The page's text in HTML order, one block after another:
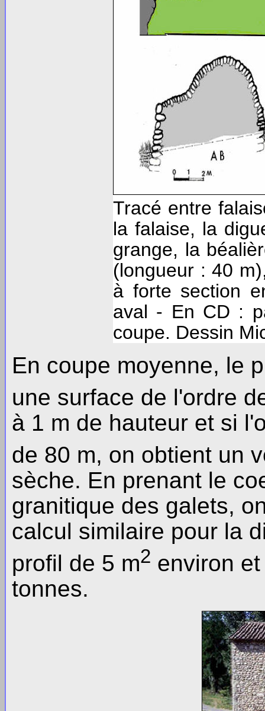
Tracé entre
la falaise, la
grange, la
(longueur : 40
à forte section
aval - En CD :
coupe. Dessin
En coupe moyenne, le
une surface de l'ordre
à 1 m de hauteur et si
de 80 m, on obtient un
sèche. En prenant le
granitique des galets,
calcul similaire pour la
profil de 5 m2 environ
tonnes.